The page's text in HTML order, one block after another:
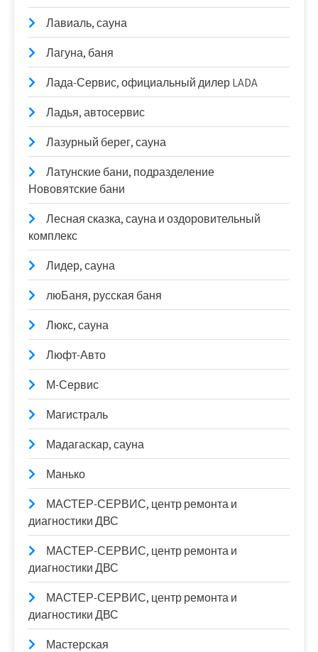
Лавиаль, сауна
Лагуна, баня
Лада-Сервис, официальный дилер LADA
Ладья, автосервис
Лазурный берег, сауна
Латунские бани, подразделение
Нововятские бани
Лесная сказка, сауна и оздоровительный
комплекс
Лидер, сауна
люБаня, русская баня
Люкс, сауна
Люфт-Авто
М-Сервис
Магистраль
Мадагаскар, сауна
Манько
МАСТЕР-СЕРВИС, центр ремонта и
диагностики ДВС
МАСТЕР-СЕРВИС, центр ремонта и
диагностики ДВС
МАСТЕР-СЕРВИС, центр ремонта и
диагностики ДВС
Мастерская